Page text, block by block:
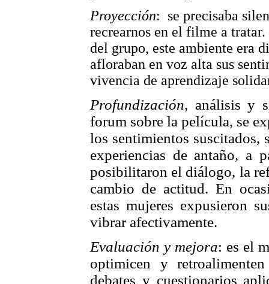
Proyección: se precisaba
recrearnos en el filme a tratar.
del grupo, este ambiente era
afloraban en voz alta sus
vivencia de aprendizaje
Profundización, análisis y
forum sobre la película, se
los sentimientos suscitados,
experiencias de antaño, a
posibilitaron el diálogo, la
cambio de actitud. En
estas mujeres expusieron
vibrar afectivamente.
Evaluación y mejora: es el
optimicen y
debates y cuestionarios